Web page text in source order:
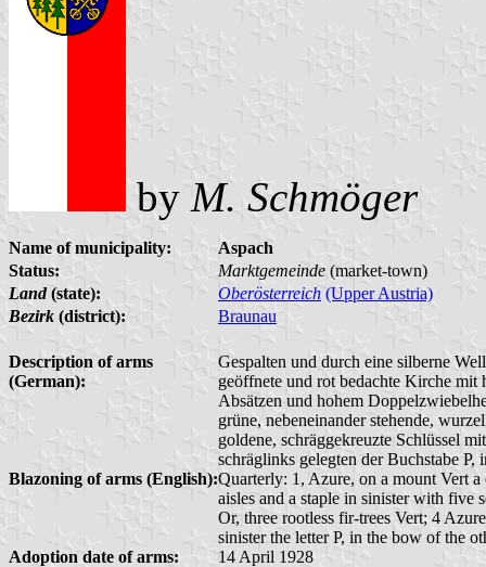
by M. Schmöger
Name of municipality:
Aspach
Status:
Marktgemeinde (market-town)
Land(state): Oberösterreich (Upper Austria)
Bezirk (district): Braunau
Description of arms
(German):
Gespalten und durch eine silberne
geöffnete und rot bedachte Kirche
Absätzen und hohem
grüne, nebeneinander stehende,
goldene, schräggekreuzte Schlüssel
schräglinks gelegten der Buchstabe
Blazoning of arms (English):Quarterly: 1, Azure, on a mount Vert
aisles and a staple in sinister with five
Or, three rootless fir-trees Vert; 4
sinister the letter P, in the bow of the
Adoption date of arms:
14 April 1928